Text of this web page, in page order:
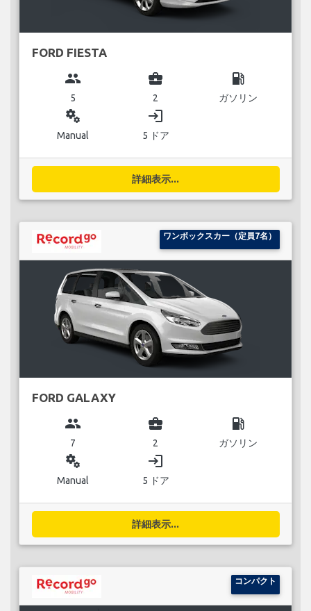
FORD FIESTA
group
5
business_center
2
local_gas_station
ガソリン
miscellaneous_services
Manual
login
5 ドア
詳細表示...
ワンボックスカー（定員7名）
FORD GALAXY
group
7
business_center
2
local_gas_station
ガソリン
miscellaneous_services
Manual
login
5 ドア
詳細表示...
コンパクト